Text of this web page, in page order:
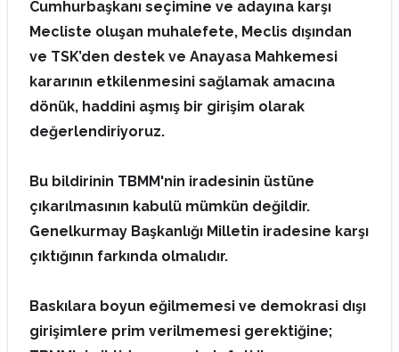
Cumhurbaşkanı seçimine ve adayına karşı
Mecliste oluşan muhalefete, Meclis dışından
ve TSK’den destek ve Anayasa Mahkemesi
kararının etkilenmesini sağlamak amacına
dönük, haddini aşmış bir girişim olarak
değerlendiriyoruz.
Bu bildirinin TBMM'nin iradesinin üstüne
çıkarılmasının kabulü mümkün değildir.
Genelkurmay Başkanlığı Milletin iradesine karşı
çıktığının farkında olmalıdır.
Baskılara boyun eğilmemesi ve demokrasi dışı
girişimlere prim verilmemesi gerektiğine;